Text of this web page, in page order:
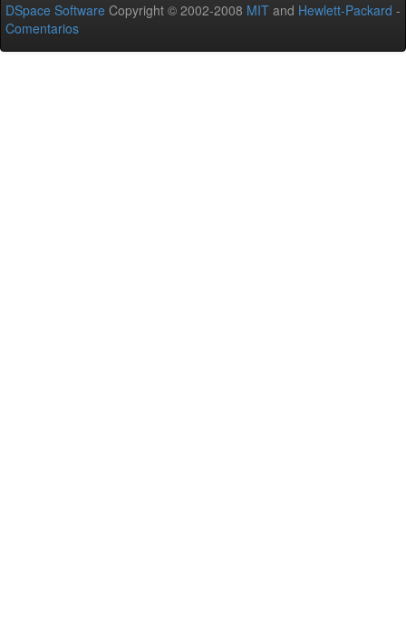
DSpace Software Copyright © 2002-2008 MIT and Hewlett-Packard -
Comentarios